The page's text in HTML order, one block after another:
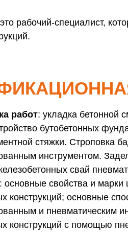
рабочий-специалист,
работ: укладка бетонной
бутобетонных
стяжки. Строповка
инструментом.
свай
: основные свойства и
конструкций; основные
и пневматическим
конструкций с помощью